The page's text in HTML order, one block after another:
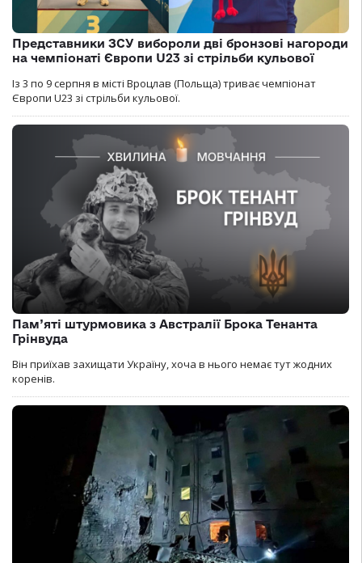
Представники ЗСУ вибороли дві бронзові нагороди
на чемпіонаті Європи U23 зі стрільби кульової
Із 3 по 9 серпня в місті Вроцлав (Польща) триває чемпіонат
Європи U23 зі стрільби кульової.
Пам’яті штурмовика з Австралії Брока Тенанта
Грінвуда
Він приїхав захищати Україну, хоча в нього немає тут жодних
коренів.